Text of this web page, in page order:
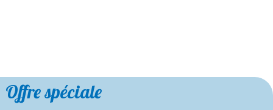
Offre spéciale